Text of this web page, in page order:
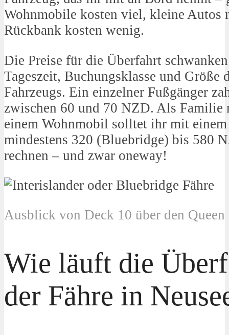
Wohnmobile kosten viel, kleine Autos
Rückbank kosten wenig.
Die Preise für die Überfahrt
Tageszeit, Buchungsklasse und Größe
Fahrzeugs. Ein einzelner Fußgänger
zwischen 60 und 70 NZD. Als
einem Wohnmobil solltet ihr mit
mindestens 320 (Bluebridge) bis 580
rechnen – und zwar oneway!
Ausblick von Deck 10 über den
Wie läuft die
der Fähre in